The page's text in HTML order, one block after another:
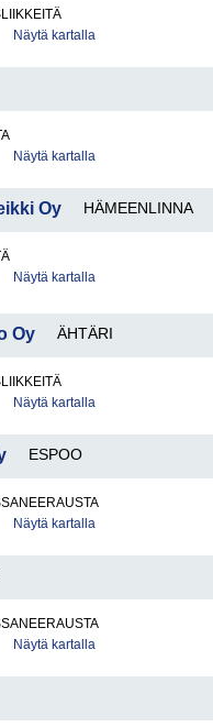
Näytä kartalla
Näytä kartalla
Oy HÄMEENLINNA
Näytä kartalla
Oy ÄHTÄRI
Näytä kartalla
ESPOO
Näytä kartalla
Näytä kartalla